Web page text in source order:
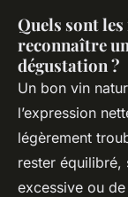
Quels sont
reconnaître
dégustation ?
Un bon vin
l’expression
légèrement
rester équilibré,
excessive ou